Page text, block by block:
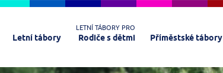
Letní tábory
LETNÍ TÁBORY PRO
Rodiče s dětmi Příměstské tábory